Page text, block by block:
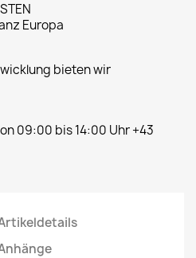
Europa
bieten wir
09:00 bis 14:00 Uhr +43